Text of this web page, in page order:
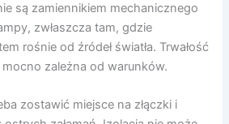
są zamiennikiem mechanicznego
zwłaszcza tam, gdzie
rośnie od źródeł światła. Trwałość
zależna od warunków.
zostawić miejsce na złączki i